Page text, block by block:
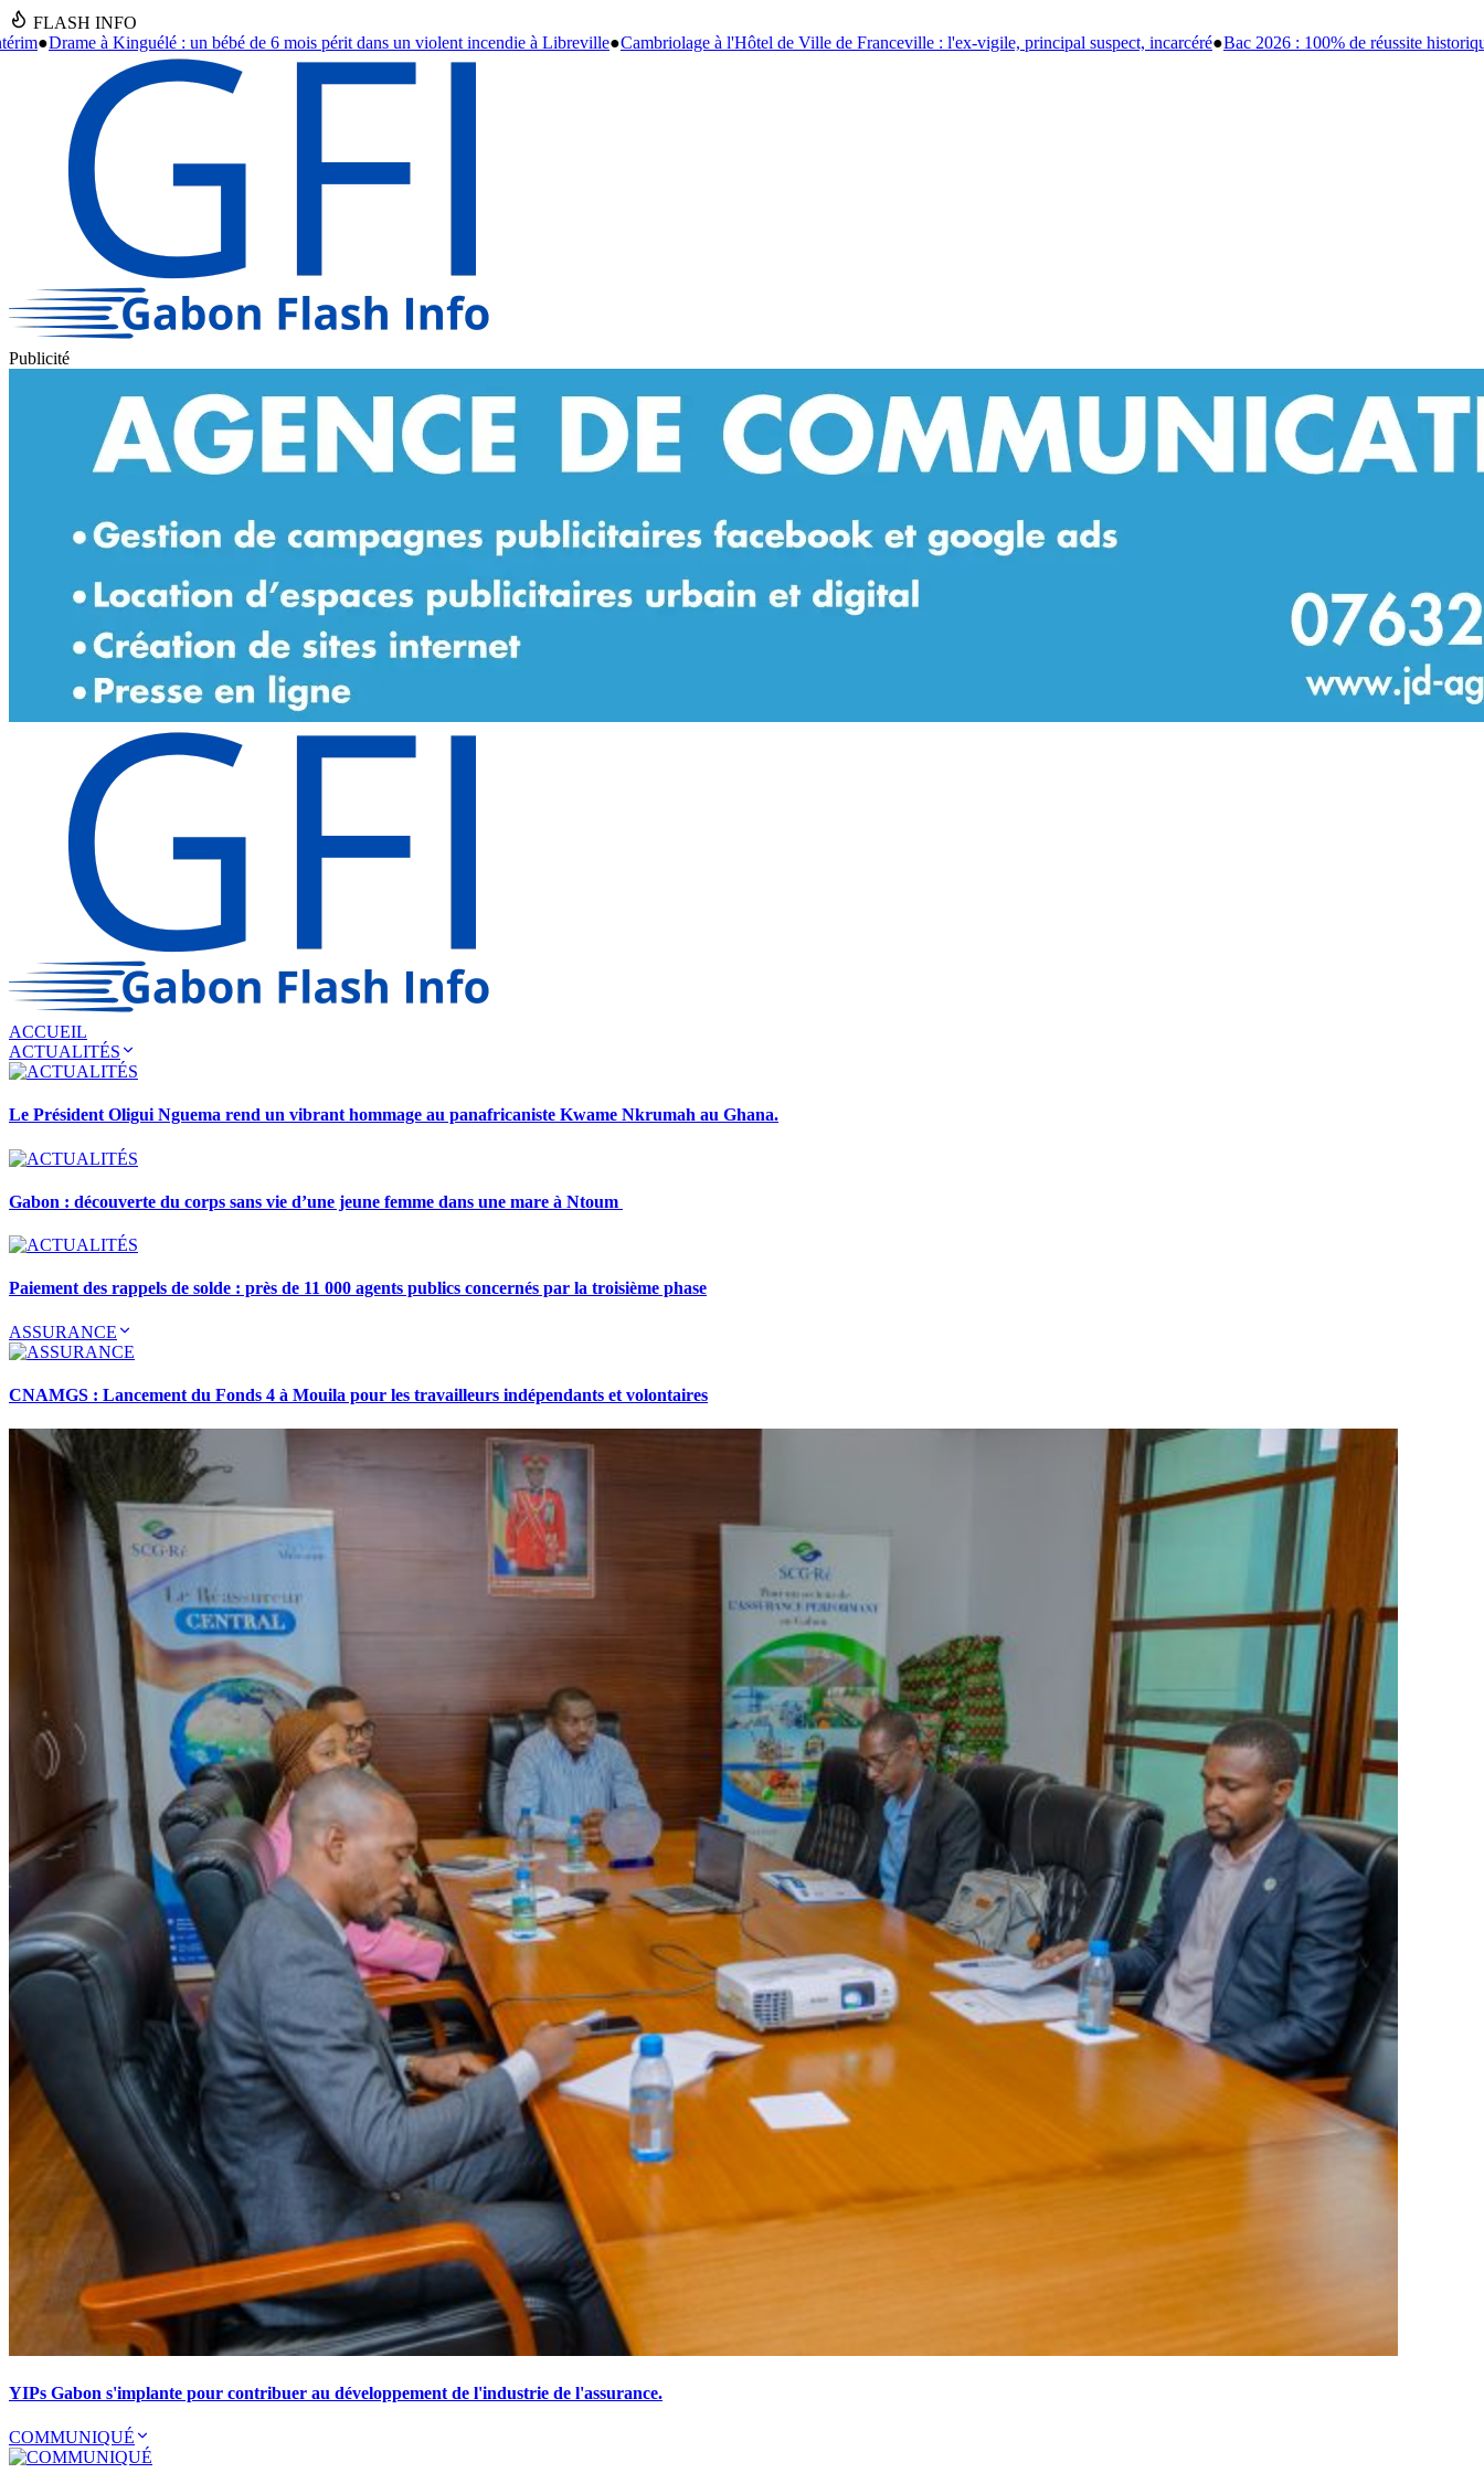
FLASH INFO
6 mois périt dans un violent incendie à Libreville●Cambriolage à l'Hôtel de Ville de Franceville : l'ex-vigile, principal suspect, incarcéré●Bac 2026 : 100% de réussite historique à la prison centrale de Port-Gentil
Publicité
ACCUEIL
ACTUALITÉS
Le Président Oligui Nguema rend un vibrant hommage au panafricaniste Kwame Nkrumah au Ghana.
Gabon : découverte du corps sans vie d’une jeune femme dans une mare à Ntoum
Paiement des rappels de solde : près de 11 000 agents publics concernés par la troisième phase
ASSURANCE
CNAMGS : Lancement du Fonds 4 à Mouila pour les travailleurs indépendants et volontaires
YIPs Gabon s'implante pour contribuer au développement de l'industrie de l'assurance.
COMMUNIQUÉ